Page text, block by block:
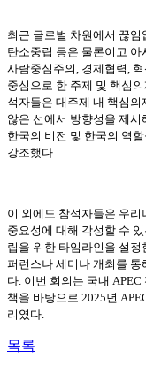
최근 글로벌 차원에서 끊
탄소중립 등은 물론이고
사람중심주의 경제협력 혁
중심으로 한 주제 및 핵심
석자들은 대주제 내 핵심
않은 선에서 방향성을 제
한국의 비전 및 한국의 역
강조했다
이 외에도 참석자들은 우리
중요성에 대해 각성할 수
립을 위한 타임라인을 설정
퍼런스나 세미나 개최를 통
다 이번 회의는 국내 APEC
책을 바탕으로 2025년
리였다
목록